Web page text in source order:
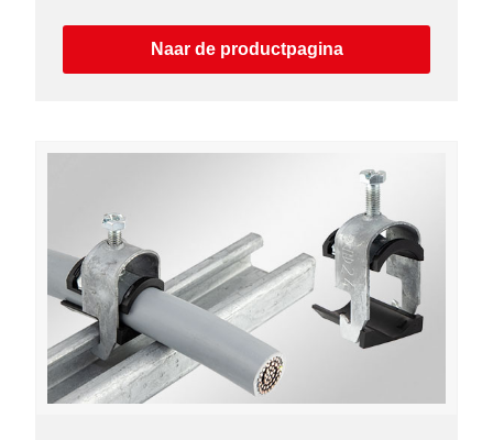
Naar de productpagina